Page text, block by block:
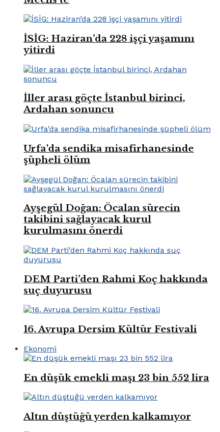
İSİG: Haziran’da 228 işçi yaşamını
yitirdi
İller arası göçte İstanbul birinci,
Ardahan sonuncu
Urfa’da sendika misafirhanesinde
şüpheli ölüm
Ayşegül Doğan: Öcalan sürecin
takibini sağlayacak kurul
kurulmasını önerdi
DEM Parti’den Rahmi Koç hakkında
suç duyurusu
16. Avrupa Dersim Kültür Festivali
Ekonomi
En düşük emekli maşı 23 bin 552 lira
Altın düştüğü yerden kalkamıyor